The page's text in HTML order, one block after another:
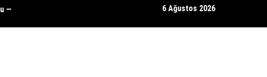
—
Serveti için kendisinden 30 yaş büyük bir adamla evlendim;
6 Ağustos 2026